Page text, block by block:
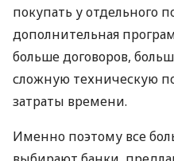
покупать у отдельного
дополнительная
больше договоров,
сложную техническую
затраты времени.
Именно поэтому все